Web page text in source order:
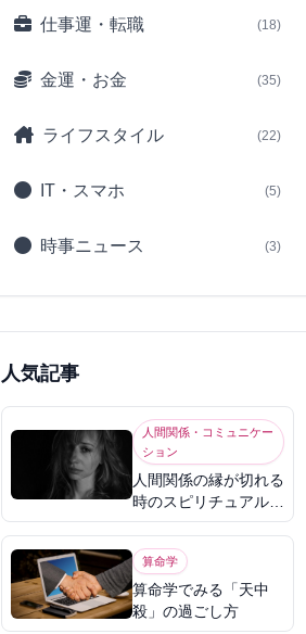
仕事運・転職 (18)
金運・お金 (35)
ライフスタイル (22)
IT・スマホ (5)
時事ニュース (3)
人気記事
人間関係・コミュニケー
ション
人間関係の縁が切れる
時のスピリチュアル意
味
算命学
算命学でみる「天中
殺」の過ごし方